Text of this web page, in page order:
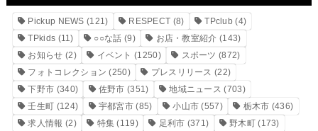
Pickup NEWS (121) RESPECT (8) TPclub (4)
TPkids (11) ○○な話 (9) お店・教室紹介 (143)
お知らせ (2) イベント (1250) スポーツ (872)
フォトコレクション (250) プレスリリース (22)
下野市 (340) 佐野市 (351) 地域ニュース (703)
壬生町 (124) 宇都宮市 (85) 小山市 (557) 栃木市 (436)
求人情報 (2) 特集 (119) 足利市 (371) 野木町(173)